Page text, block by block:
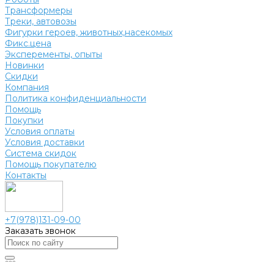
Трансформеры
Треки, автовозы
Фигурки героев, животных,насекомых
Фикс.цена
Эксперементы, опыты
Новинки
Скидки
Компания
Политика конфиденциальности
Помощь
Покупки
Условия оплаты
Условия доставки
Система скидок
Помощь покупателю
Контакты
+7(978)131-09-00
Заказать звонок